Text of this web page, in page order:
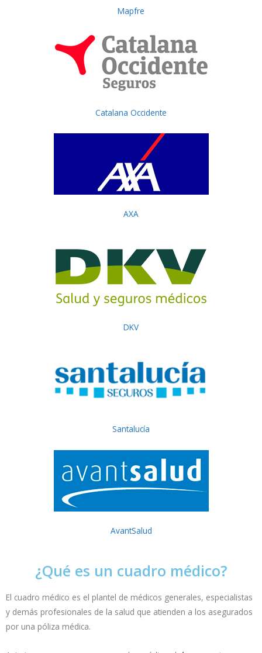
Mapfre
Catalana Occidente
AXA
DKV
Santalucía
AvantSalud
¿Qué es un cuadro médico?
El cuadro médico es el plantel de médicos generales, especialistas
y demás profesionales de la salud que atienden a los asegurados
por una póliza médica.